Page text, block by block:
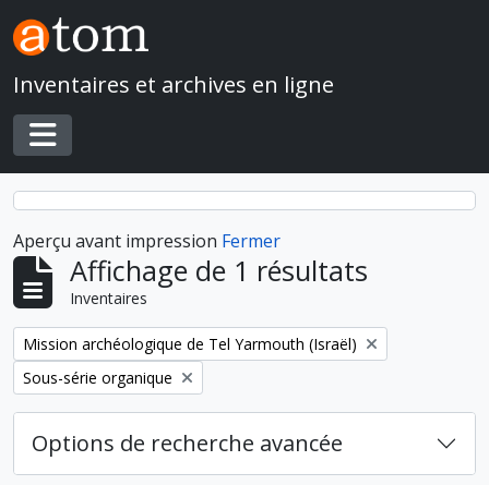
Skip to main content
Inventaires et archives en ligne
Toggle navigation
Aperçu avant impression Fermer
Affichage de 1 résultats
Inventaires
Remove filter:
Mission archéologique de Tel Yarmouth (Israël)
Remove filter:
Sous-série organique
Options de recherche avancée